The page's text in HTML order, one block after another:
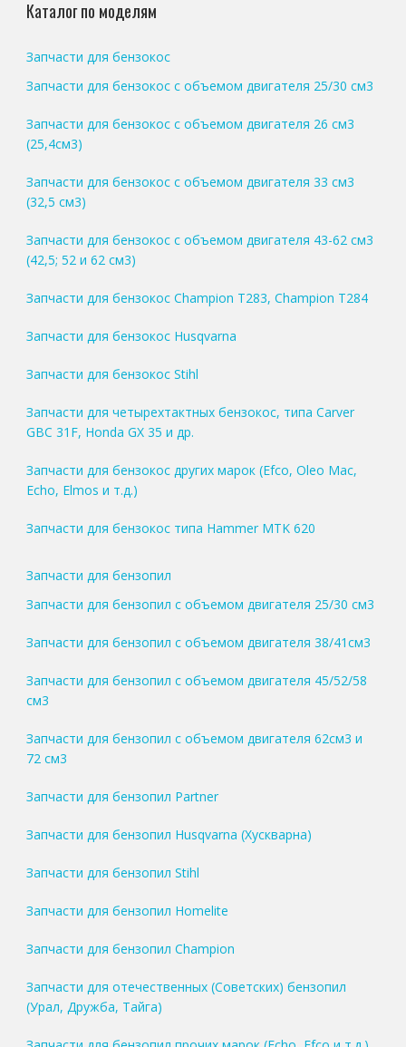
Каталог по моделям
Запчасти для бензокос
Запчасти для бензокос с объемом двигателя 25/30 см3
Запчасти для бензокос с объемом двигателя 26 см3
(25,4см3)
Запчасти для бензокос с объемом двигателя 33 см3
(32,5 см3)
Запчасти для бензокос с объемом двигателя 43-62 см3
(42,5; 52 и 62 см3)
Запчасти для бензокос Champion T283, Champion T284
Запчасти для бензокос Husqvarna
Запчасти для бензокос Stihl
Запчасти для четырехтактных бензокос, типа Carver
GBC 31F, Honda GX 35 и др.
Запчасти для бензокос других марок (Efco, Oleo Mac,
Echo, Elmos и т.д.)
Запчасти для бензокос типа Hammer MTK 620
Запчасти для бензопил
Запчасти для бензопил с объемом двигателя 25/30 см3
Запчасти для бензопил с объемом двигателя 38/41см3
Запчасти для бензопил с объемом двигателя 45/52/58
см3
Запчасти для бензопил с объемом двигателя 62см3 и
72 см3
Запчасти для бензопил Partner
Запчасти для бензопил Husqvarna (Хускварна)
Запчасти для бензопил Stihl
Запчасти для бензопил Homelite
Запчасти для бензопил Champion
Запчасти для отечественных (Советских) бензопил
(Урал, Дружба, Тайга)